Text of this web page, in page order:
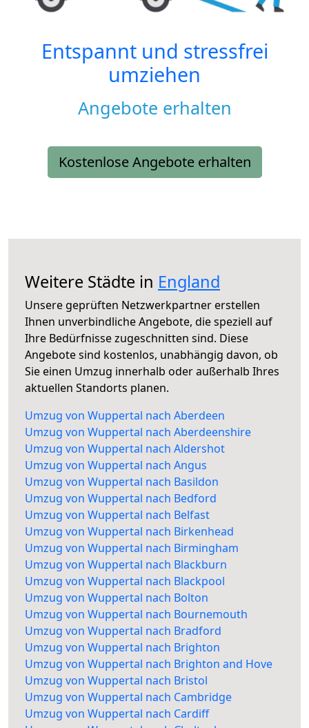
Entspannt und stressfrei
umziehen
Angebote erhalten
Kostenlose Angebote erhalten
Weitere Städte in England
Unsere geprüften Netzwerkpartner erstellen
Ihnen unverbindliche Angebote, die speziell auf
Ihre Bedürfnisse zugeschnitten sind. Diese
Angebote sind kostenlos, unabhängig davon, ob
Sie einen Umzug innerhalb oder außerhalb Ihres
aktuellen Standorts planen.
Umzug von Wuppertal nach Aberdeen
Umzug von Wuppertal nach Aberdeenshire
Umzug von Wuppertal nach Aldershot
Umzug von Wuppertal nach Angus
Umzug von Wuppertal nach Basildon
Umzug von Wuppertal nach Bedford
Umzug von Wuppertal nach Belfast
Umzug von Wuppertal nach Birkenhead
Umzug von Wuppertal nach Birmingham
Umzug von Wuppertal nach Blackburn
Umzug von Wuppertal nach Blackpool
Umzug von Wuppertal nach Bolton
Umzug von Wuppertal nach Bournemouth
Umzug von Wuppertal nach Bradford
Umzug von Wuppertal nach Brighton
Umzug von Wuppertal nach Brighton and Hove
Umzug von Wuppertal nach Bristol
Umzug von Wuppertal nach Cambridge
Umzug von Wuppertal nach Cardiff